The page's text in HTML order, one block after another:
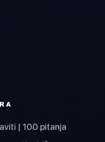
| 100 pitanja